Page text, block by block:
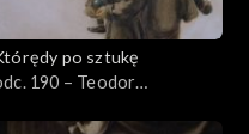
po sztukę
190 – Teodor